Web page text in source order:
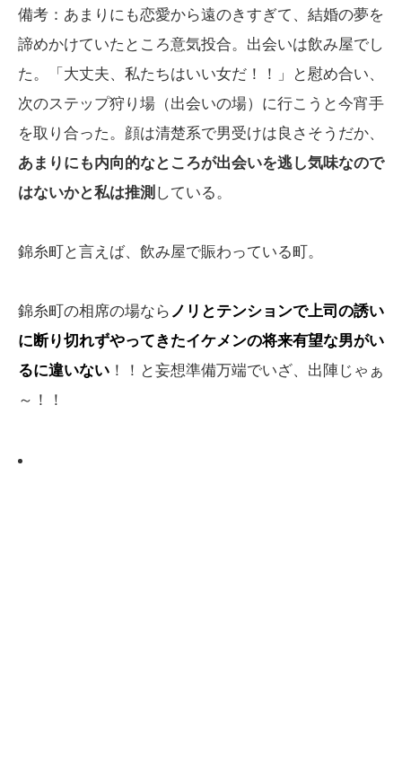
備考：あまりにも恋愛から遠のきすぎて、結婚の夢を
諦めかけていたところ意気投合。出会いは飲み屋でし
た。「大丈夫、私たちはいい女だ！！」と慰め合い、
次のステップ狩り場（出会いの場）に行こうと今宵手
を取り合った。顔は清楚系で男受けは良さそうだか、
あまりにも内向的なところが出会いを逃し気味なので
はないかと私は推測 している。
錦糸町と言えば、飲み屋で賑わっている町。
錦糸町の相席の場なら ノリとテンションで上司の誘い
に断り切れずやってきたイケメンの将来有望な男がい
るに違いない ！！と妄想準備万端でいざ、出陣じゃぁ
～！！